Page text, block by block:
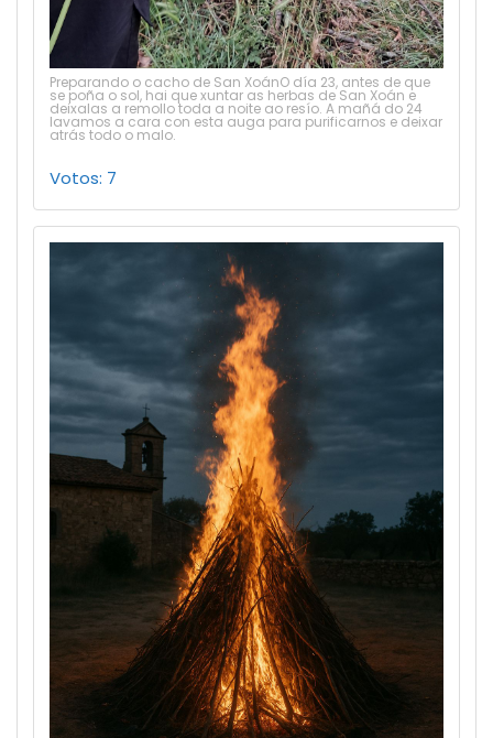
Preparando o cacho de San XoánO día 23, antes de que
se poña o sol, hai que xuntar as herbas de San Xoán e
deixalas a remollo toda a noite ao resío. A mañá do 24
lavamos a cara con esta auga para purificarnos e deixar
atrás todo o malo.
Votos: 7